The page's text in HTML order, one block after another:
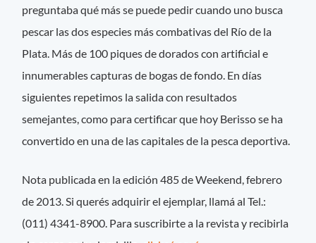
preguntaba qué más se puede pedir cuando uno busca
pescar las dos especies más combativas del Río de la
Plata. Más de 100 piques de dorados con artificial e
innumerables capturas de bogas de fondo. En días
siguientes repetimos la salida con resultados
semejantes, como para certificar que hoy Berisso se ha
convertido en una de las capitales de la pesca deportiva.
Nota publicada en la edición 485 de Weekend, febrero
de 2013. Si querés adquirir el ejemplar, llamá al Tel.:
(011) 4341-8900. Para suscribirte a la revista y recibirla